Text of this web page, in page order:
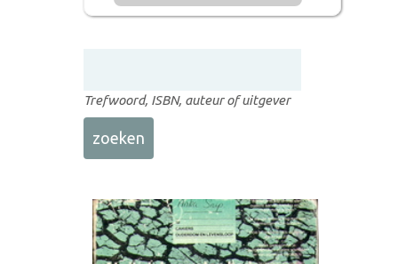
Trefwoord, ISBN, auteur of uitgever